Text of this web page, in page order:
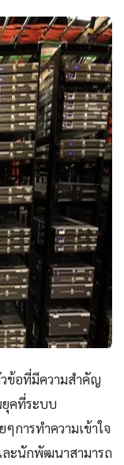
ข้อที่มีความสำคัญ
ยุคที่ระบบ
การทำความเข้าใจ
ละนักพัฒนาสามารถ